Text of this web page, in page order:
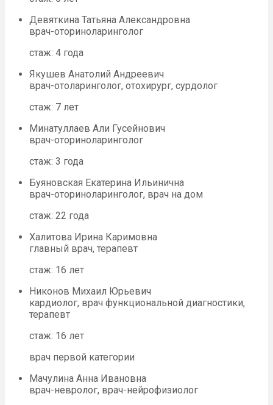
Девяткина Татьяна Александровна
врач-оториноларинголог
стаж: 4 года
Якушев Анатолий Андреевич
врач-отоларинголог, отохирург, сурдолог
стаж: 7 лет
Минатуллаев Али Гусейнович
врач-оториноларинголог
стаж: 3 года
Буяновская Екатерина Ильинична
врач-оториноларинголог, врач на дом
стаж: 22 года
Халитова Ирина Каримовна
главный врач, терапевт
стаж: 16 лет
Никонов Михаил Юрьевич
кардиолог, врач функциональной диагностики,
терапевт
стаж: 16 лет
врач первой категории
Мачулина Анна Ивановна
врач-невролог, врач-нейрофизиолог